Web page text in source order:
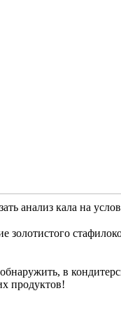
анализ кала на
золотистого
в
продуктов!